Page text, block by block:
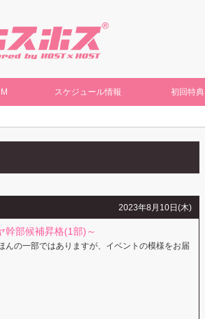
スケジュール情報 初回特典
2023年8月10日(木)
幹部候補昇格(1部)～
んの一部ではありますが、イベントの模様をお届